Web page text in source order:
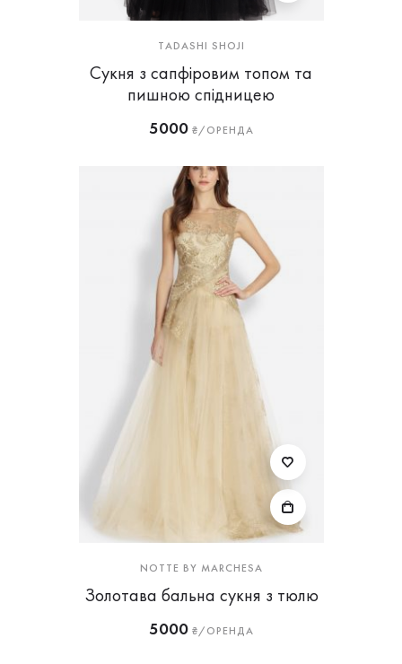
TADASHI SHOJI
Сукня з сапфіровим топом та
пишною спідницею
5000₴/ОРЕНДА
NOTTE BY MARCHESA
Золотава бальна сукня з тюлю
5000₴/ОРЕНДА